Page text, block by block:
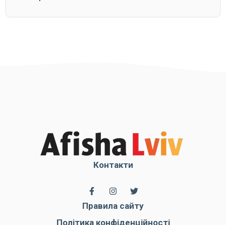
Контакти
Правила сайту
Політика конфіденційності